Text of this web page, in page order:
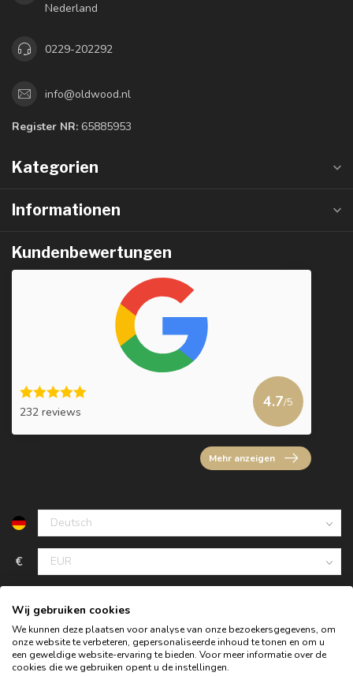
Nederland
0229-202292
info@oldwood.nl
Register NR: 65885953
Kategorien
Informationen
Kundenbewertungen
232 reviews
4.7/5
Mehr anzeigen
€
Wij gebruiken cookies
We kunnen deze plaatsen voor analyse van onze bezoekersgegevens, om
onze website te verbeteren, gepersonaliseerde inhoud te tonen en om u
een geweldige website-ervaring te bieden. Voor meer informatie over de
cookies die we gebruiken opent u de instellingen.